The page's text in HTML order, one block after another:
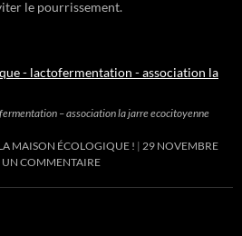
le pourrissement.
– association la jarre ecocitoyenne
MAISON ÉCOLOGIQUE !
29 NOVEMBRE
UN COMMENTAIRE